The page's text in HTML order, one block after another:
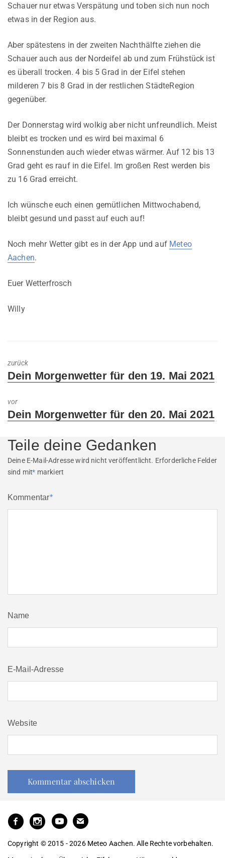
Schauer nur etwas Verspätung und toben sich nun noch
etwas in der Region aus.
Aber spätestens in der zweiten Nachthälfte ziehen die
Schauer auch aus der Nordeifel ab und zum Frühstück ist
es überall trocken. 4 bis 5 Grad in der Eifel stehen
milderen 7 bis 8 Grad in der restlichen StädteRegion
gegenüber.
Der Donnerstag wird wolkig aber nicht unfreundlich. Meist
bleibt es trocken und es wird bei maximal 6
Sonnenstunden auch wieder etwas wärmer. Auf 12 bis 13
Grad geht es rauf in die Eifel. Im großen Rest werden bis
zu 16 Grad erreicht.
Ich wünsche euch einen gemütlichen Mittwochabend,
bleibt gesund und passt auf euch auf!
Noch mehr Wetter gibt es in der App und auf Meteo
Aachen.
Euer Wetterfrosch
Willy
zurück
Previous
Dein Morgenwetter für den 19. Mai 2021
vor
Next
Dein Morgenwetter für den 20. Mai 2021
Teile deine Gedanken
Deine E-Mail-Adresse wird nicht veröffentlicht. Erforderliche Felder
sind mit* markiert
Kommentar*
Name
E-Mail-Adresse
Website
Copyright © 2015 - 2026 Meteo Aachen. Alle Rechte vorbehalten.